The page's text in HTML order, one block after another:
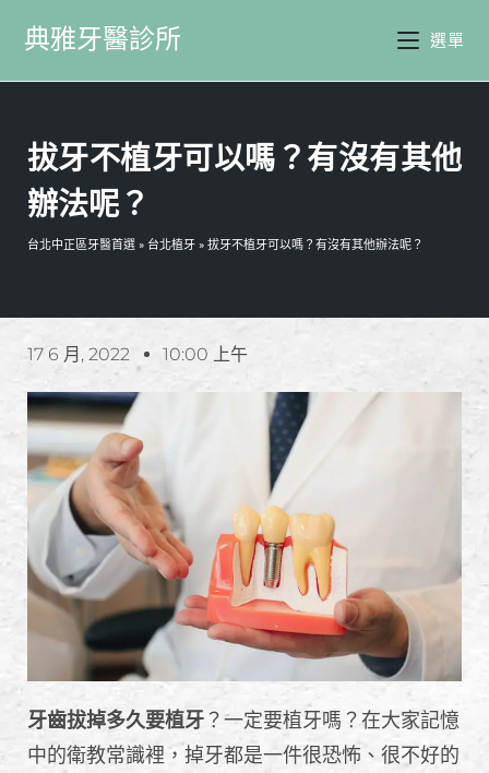
典雅牙醫診所 選單
拔牙不植牙可以嗎？有沒有其他
辦法呢？
台北中正區牙醫首選 » 台北植牙 » 拔牙不植牙可以嗎？有沒有其他辦法呢？
17 6 月, 2022 10:00 上午
牙齒拔掉多久要植牙？一定要植牙嗎？在大家記憶
中的衛教常識裡，掉牙都是一件很恐怖、很不好的